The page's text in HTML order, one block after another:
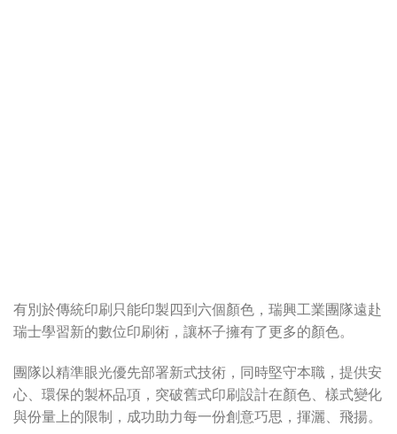
有別於傳統印刷只能印製四到六個顏色，瑞興工業團隊遠赴
瑞士學習新的數位印刷術，讓杯子擁有了更多的顏色。
團隊以精準眼光優先部署新式技術，同時堅守本職，提供安
心、環保的製杯品項，突破舊式印刷設計在顏色、樣式變化
與份量上的限制，成功助力每一份創意巧思，揮灑、飛揚。